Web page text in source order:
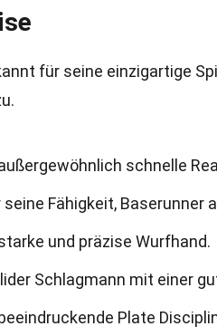
für seine einzigartige
schnelle
Fähigkeit, Baserunner
und präzise Wurfhand.
Schlagmann mit einer
Plate